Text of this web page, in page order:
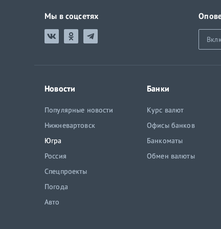
Мы в соцсетях
Новости
Популярные новости
Нижневартовск
Югра
Россия
Спецпроекты
Погода
Авто
Банки
Курс валют
Офисы банков
Банкоматы
Обмен валюты